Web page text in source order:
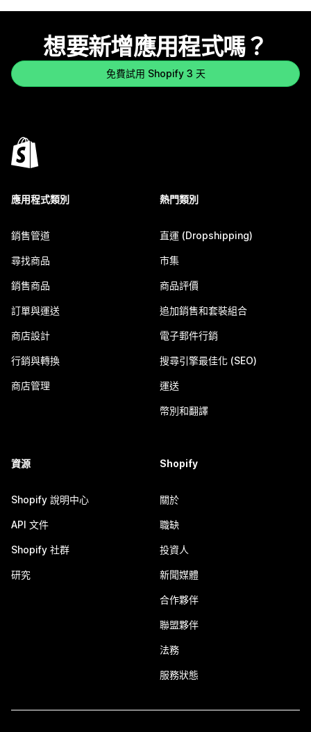
想要新增應用程式嗎？
免費試用 Shopify 3 天
應用程式類別
銷售管道
尋找商品
銷售商品
訂單與運送
商店設計
行銷與轉換
商店管理
熱門類別
直運 (Dropshipping)
市集
商品評價
追加銷售和套裝組合
電子郵件行銷
搜尋引擎最佳化 (SEO)
運送
幣別和翻譯
資源
Shopify 說明中心
API 文件
Shopify 社群
研究
Shopify
關於
職缺
投資人
新聞媒體
合作夥伴
聯盟夥伴
法務
服務狀態